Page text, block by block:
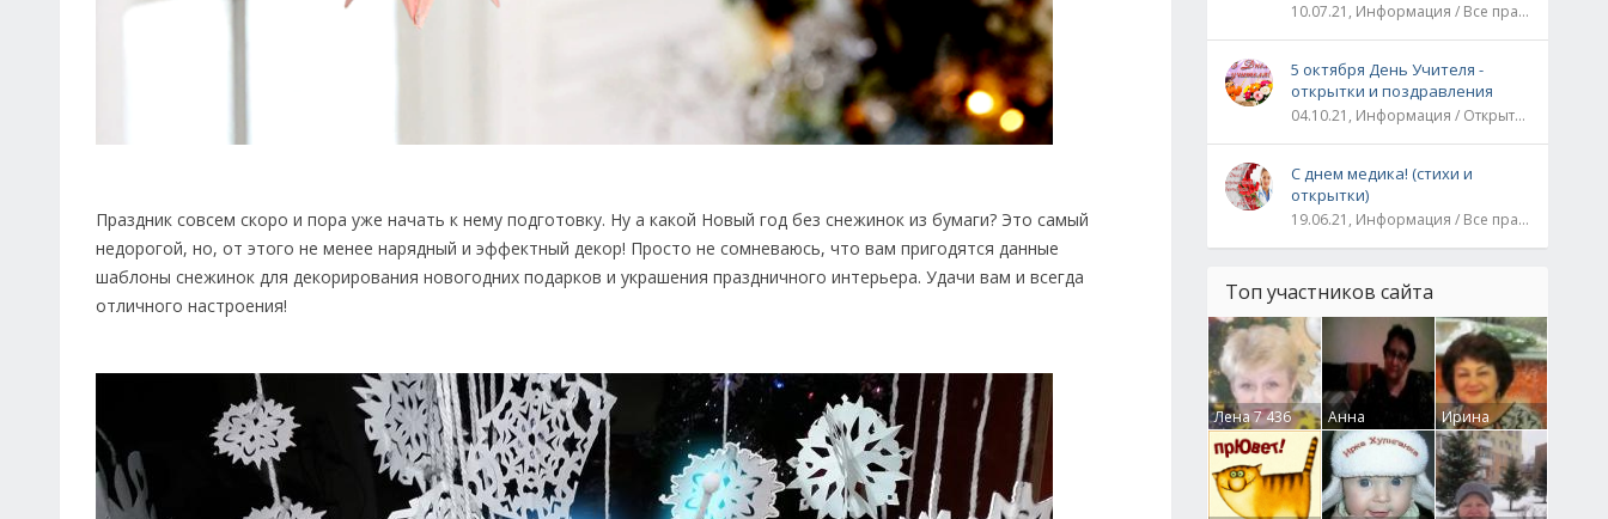
Праздник совсем скоро и пора уже начать к нему подготовку. Ну а какой Новый год без снежинок из бумаги? Это самый
недорогой, но, от этого не менее нарядный и эффектный декор! Просто не сомневаюсь, что вам пригодятся данные
шаблоны снежинок для декорирования новогодних подарков и украшения праздничного интерьера. Удачи вам и всегда
отличного настроения!
10.07.21, Информация / Все праздники
5 октября День Учителя -
открытки и поздравления
04.10.21, Информация / Открытки / Все праздники
С днем медика! (стихи и
открытки)
19.06.21, Информация / Все праздники
Топ участников сайта
Лена7 436
Анна
Гумлевая0
Ирина
Бруцкая41